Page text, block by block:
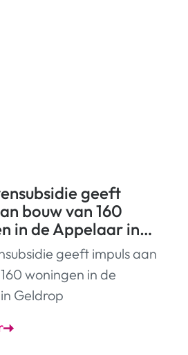
geeft
bouw van 160
in de Appelaar in
geeft impuls aan
woningen in de
Geldrop